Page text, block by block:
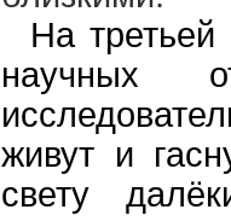
На третьей
научных
живут и
свету